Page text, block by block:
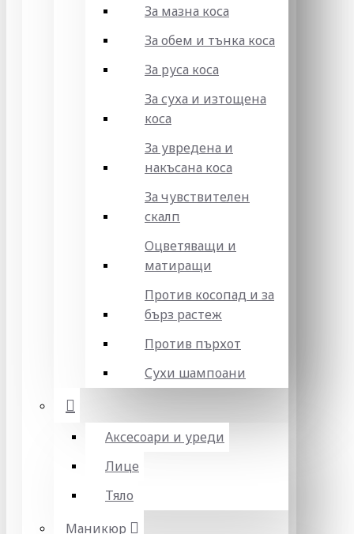
За мазна коса
За обем и тънка коса
За руса коса
За суха и изтощена
коса
За увредена и
накъсана коса
За чувствителен
скалп
Оцветяващи и
матиращи
Против косопад и за
бърз растеж
Против пърхот
Сухи шампоани
Аксесоари и уреди
Лице
Тяло
Маникюр